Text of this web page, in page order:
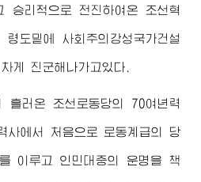
승리적으로 전진하여온 조선혁
도밑에 사회주의강성국가건설
게 진군해나가고있다.
흘러온 조선로동당의 70여년력
사에서 처음으로 로동계급의 당
이루고 인민대중의 운명을 책